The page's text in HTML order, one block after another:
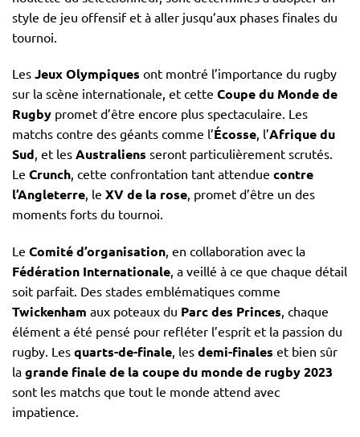
style de jeu offensif et à aller jusqu’aux phases finales du
tournoi.
Les Jeux Olympiques ont montré l’importance du rugby
sur la scène internationale, et cette Coupe du Monde de
Rugby promet d’être encore plus spectaculaire. Les
matchs contre des géants comme l’Écosse, l’Afrique du
Sud, et les Australiens seront particulièrement scrutés.
Le Crunch, cette confrontation tant attendue contre
l’Angleterre, le XV de la rose, promet d’être un des
moments forts du tournoi.
Le Comité d’organisation, en collaboration avec la
Fédération Internationale, a veillé à ce que chaque détail
soit parfait. Des stades emblématiques comme
Twickenham aux poteaux du Parc des Princes, chaque
élément a été pensé pour refléter l’esprit et la passion du
rugby. Les quarts-de-finale, les demi-finales et bien sûr
la grande finale de la coupe du monde de rugby 2023
sont les matchs que tout le monde attend avec
impatience.